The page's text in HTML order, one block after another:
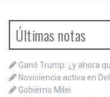
Últimas notas
Ganó Trump: ¿y ahora
Noviolencia activa en
Gobierno Milei